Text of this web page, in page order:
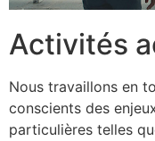
Activités
Nous travaillons en
conscients des
particulières telles